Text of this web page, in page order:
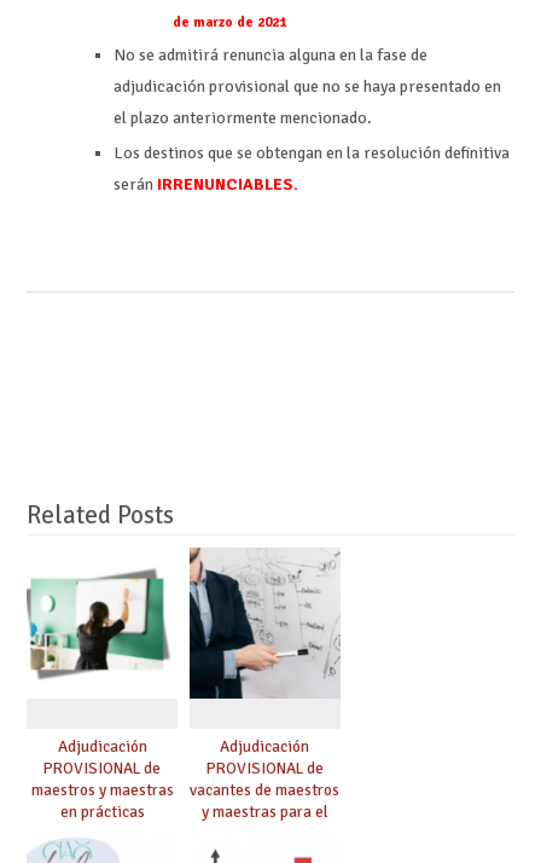
de marzo de 2021
No se admitirá renuncia alguna en la fase de
adjudicación provisional que no se haya presentado en
el plazo anteriormente mencionado.
Los destinos que se obtengan en la resolución definitiva
serán IRRENUNCIABLES.
Related Posts
Adjudicación
PROVISIONAL de
maestros y maestras
en prácticas
Adjudicación
PROVISIONAL de
vacantes de maestros
y maestras para el